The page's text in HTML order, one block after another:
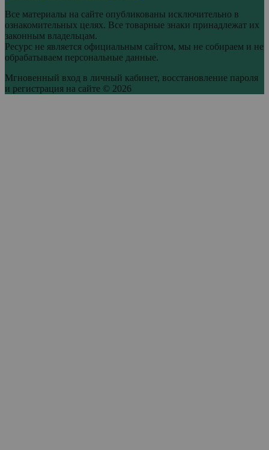
Все материалы на сайте опубликованы исключительно в
ознакомительных целях. Все товарные знаки принадлежат их
законным владельцам.
Ресурс не является официальным сайтом, мы не собираем и не
обрабатываем персональные данные.
Мгновенный вход в личный кабинет, восстановление пароля
и регистрация на сайте © 2026